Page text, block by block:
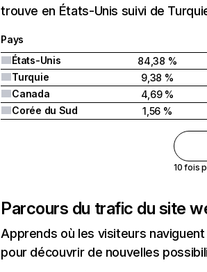
trouve en États-Unis suivi de
Pays
États-Unis
84,38 %
Turquie
9,38 %
Canada
4,69 %
Corée du Sud
1,56 %
10 fois
Parcours du trafic du site
Apprends où les visiteurs
pour découvrir de nouvelles